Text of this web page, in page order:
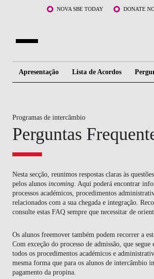
Saltar para o conteúdo principalNOVA SBE TODAY DONATE
COMUNIDADE
LIFE AT NOVA SBE
WHAT'S HAPPENING
Apresentação Lista de Acordos
Programas de intercâmbio
Perguntas
Nesta secção, reunimos respostas claras às
pelos alunos incoming. Aqui poderá encontrar
processos académicos, procedimentos
relacionados com a sua chegada e integração.
consulte estas FAQ sempre que necessitar de
Os alunos freemover também podem recorrer a
Com exceção do processo de admissão, que segue
todos os procedimentos académicos e
mesma forma que para os alunos de intercâmbio
pagamento da propina.